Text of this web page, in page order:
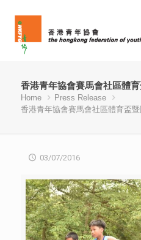
香港青年協會賽馬會社區體
Home
Press Release
香港青年協會賽馬會社區體育盃
03/07/2016